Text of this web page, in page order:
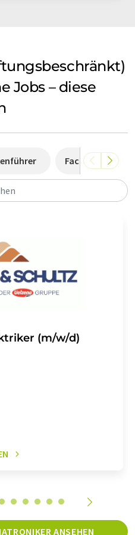
Jobs – diese
Fachkraft
(m/w/d)
ANSEHEN